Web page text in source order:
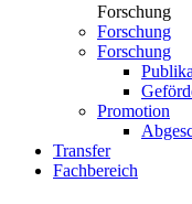
Forschung
Forschung
Forschung
Promotion
Transfer
Fachbereich